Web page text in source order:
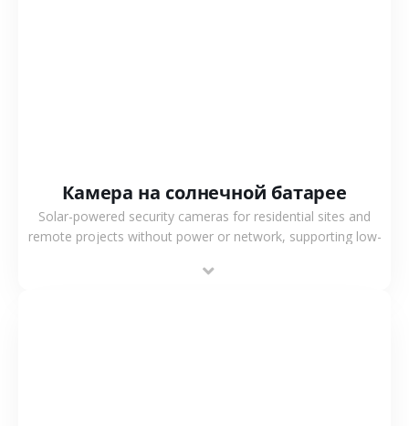
Камера на солнечной батарее
Solar-powered security cameras for residential sites and
remote projects without power or network, supporting low-
monitoring.